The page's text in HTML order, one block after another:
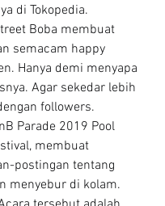
di Tokopedia.
Boba membuat
semacam happy
Hanya demi menyapa
Agar sekedar lebih
followers.
Parade 2019 Pool
membuat
postingan tentang
menyebur di kolam.